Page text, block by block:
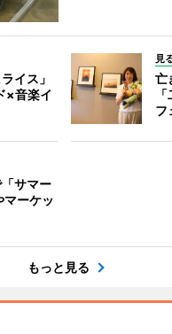
イス」
音楽イ
見
亡
フ
サマー
マーケッ
もっと見る